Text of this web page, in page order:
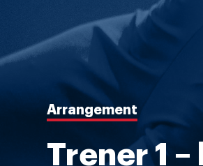
Arrangement
Trener 1